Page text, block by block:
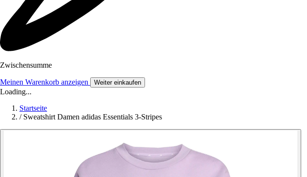
Zwischensumme
Meinen Warenkorb anzeigen Weiter einkaufen
Loading...
Startseite
/ Sweatshirt Damen adidas Essentials 3-Stripes